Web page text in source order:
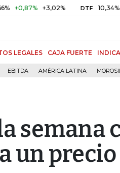
+3,02% DTF 10,34%
LEGALES CAJA FUERTE
EBITDA AMÉRICA LATINA
semana
un